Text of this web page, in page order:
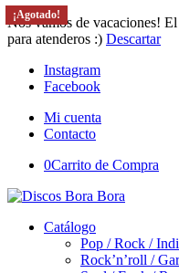
Nos vamos de vacaciones!
para atenderos :) Descartar
Instagram
Facebook
Mi cuenta
Contacto
0Carrito de Compra
Catálogo
Pop / Rock /
Rock’n’roll /
¡Agotado!
¡Agotado!
¡Agotado!
¡Agotado!